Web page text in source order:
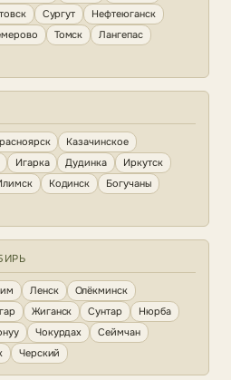
Сургут
Нефтеюганск
Томск
Лангепас
Казачинское
Игарка Дудинка
Иркутск
Кодинск
Богучаны
Ленск
Олёкминск
Жиганск Сунтар
Нюрба
Чокурдах
Сеймчан
Черский